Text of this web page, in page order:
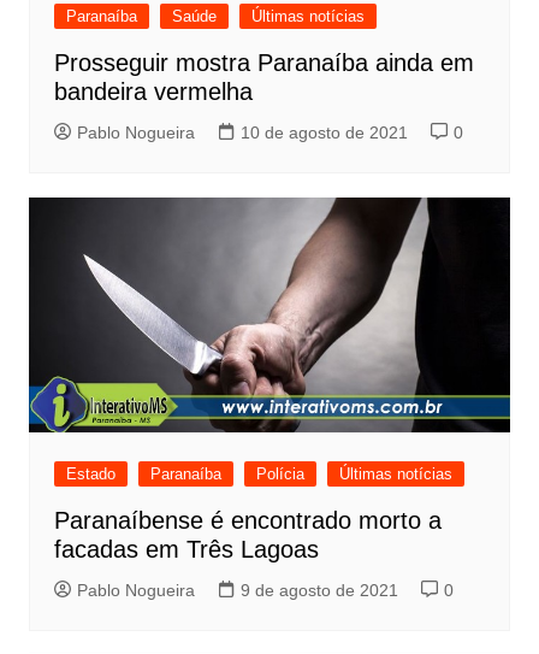
Paranaíba
Saúde Últimas notícias
Prosseguir mostra Paranaíba ainda em
bandeira vermelha
Pablo Nogueira 10 de agosto de 2021 0
Estado Paranaíba Polícia Últimas notícias
Paranaíbense é encontrado morto a
facadas em Três Lagoas
Pablo Nogueira 9 de agosto de 2021 0